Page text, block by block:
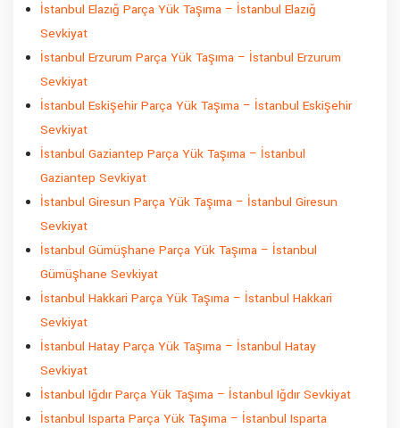
İstanbul Elazığ Parça Yük Taşıma – İstanbul Elazığ
Sevkiyat
İstanbul Erzurum Parça Yük Taşıma – İstanbul Erzurum
Sevkiyat
İstanbul Eskişehir Parça Yük Taşıma – İstanbul Eskişehir
Sevkiyat
İstanbul Gaziantep Parça Yük Taşıma – İstanbul
Gaziantep Sevkiyat
İstanbul Giresun Parça Yük Taşıma – İstanbul Giresun
Sevkiyat
İstanbul Gümüşhane Parça Yük Taşıma – İstanbul
Gümüşhane Sevkiyat
İstanbul Hakkari Parça Yük Taşıma – İstanbul Hakkari
Sevkiyat
İstanbul Hatay Parça Yük Taşıma – İstanbul Hatay
Sevkiyat
İstanbul Iğdır Parça Yük Taşıma – İstanbul Iğdır Sevkiyat
İstanbul Isparta Parça Yük Taşıma – İstanbul Isparta